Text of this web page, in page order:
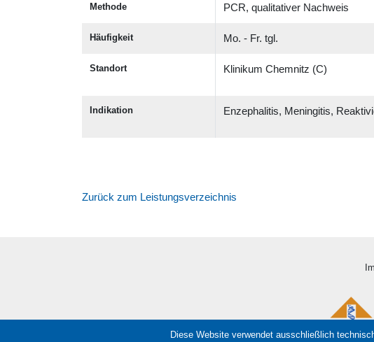
Methode PCR, qualitativer Nachweis
Häufigkeit Mo. - Fr. tgl.
Standort Klinikum Chemnitz (C)
Indikation Enzephalitis, Meningitis,
Zurück zum Leistungsverzeichnis
Diese Website verwendet ausschließlich